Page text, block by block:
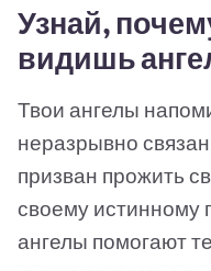
Узнай,
видишь
Твои ангелы
неразрывно
призван прожить
своему истинному
ангелы помогают